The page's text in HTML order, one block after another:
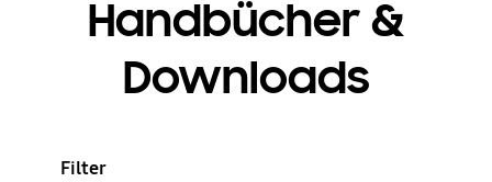
Handbücher &
Downloads
Filter